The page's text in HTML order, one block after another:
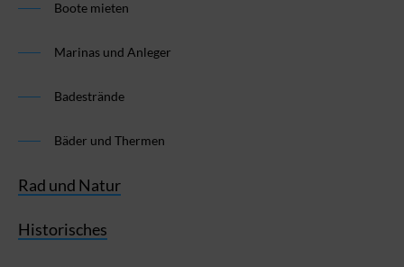
Boote mieten
Marinas und Anleger
Badestrände
Bäder und Thermen
Rad und Natur
Historisches